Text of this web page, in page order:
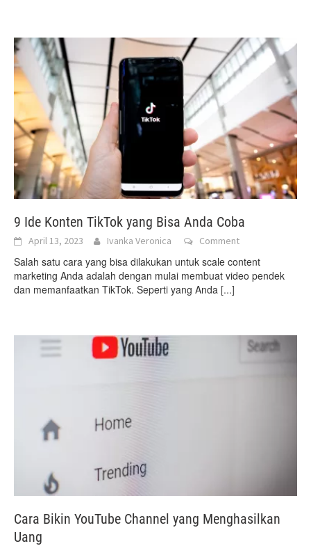
9 Ide Konten TikTok yang Bisa Anda Coba
April 13, 2023 Ivanka Veronica Comment
Salah satu cara yang bisa dilakukan untuk scale content
marketing Anda adalah dengan mulai membuat video pendek
dan memanfaatkan TikTok. Seperti yang Anda [...]
Cara Bikin YouTube Channel yang Menghasilkan
Uang